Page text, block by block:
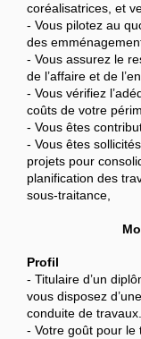
coréalisatrices, et
- Vous pilotez au
des
- Vous assurez le
de l’affaire et de
- Vous vérifiez
coûts de votre
- Vous êtes
- Vous êtes
projets pour
planification des
sous-traitance,
Profil
- Titulaire d’un
vous disposez
conduite de travaux.
- Votre goût pour le